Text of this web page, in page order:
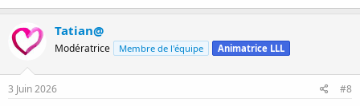
Tatian@
Modératrice Membre de l'équipe Animatrice LLL
3 Juin 2026 #8